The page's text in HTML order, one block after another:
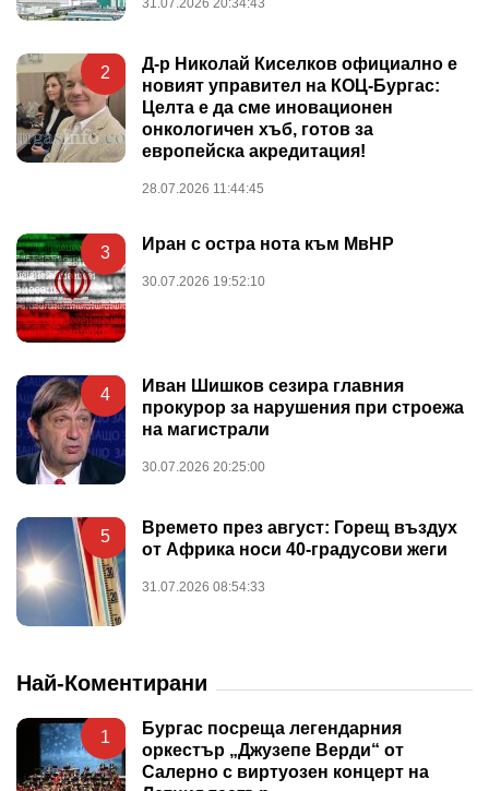
2
Д-р Николай Киселков официално е
новият управител на КОЦ-Бургас:
Целта е да сме иновационен
онкологичен хъб, готов за
европейска акредитация!
28.07.2026 11:44:45
3 Иран с остра нота към МвНР
30.07.2026 19:52:10
4
Иван Шишков сезира главния
прокурор за нарушения при строежа
на магистрали
30.07.2026 20:25:00
5
Времето през август: Горещ въздух
от Африка носи 40-градусови жеги
31.07.2026 08:54:33
Най-Коментирани
1
Бургас посреща легендарния
оркестър „Джузепе Верди“ от
Салерно с виртуозен концерт на